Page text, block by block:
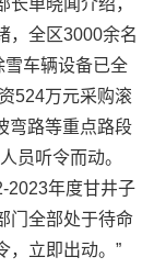
，全区3000余名
车辆设备已全
524万元采购滚
弯路等重点路段
员听令而动。
2023年度甘井子
门全部处于待命
，立即出动。”